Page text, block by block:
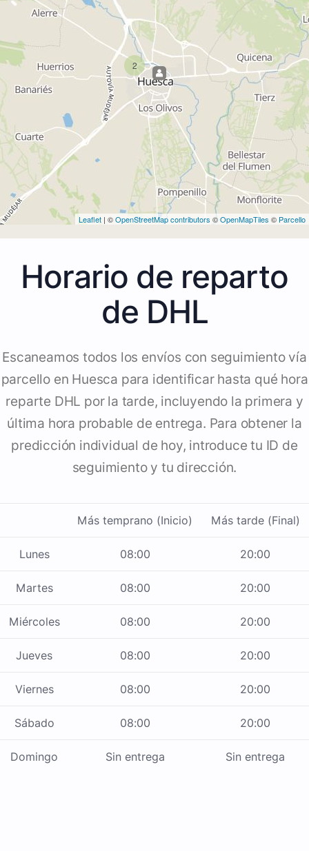
2
Leaflet | ©OpenStreetMap contributors ©OpenMapTiles © Parcello
Horario de reparto
de DHL
Escaneamos todos los envíos con seguimiento vía
parcello en Huesca para identificar hasta qué hora
reparte DHL por la tarde, incluyendo la primera y
última hora probable de entrega. Para obtener la
predicción individual de hoy, introduce tu ID de
seguimiento y tu dirección.
Más temprano (Inicio) Más tarde (Final)
Lunes 08:00 20:00
Martes 08:00 20:00
Miércoles 08:00 20:00
Jueves 08:00 20:00
Viernes 08:00 20:00
Sábado 08:00 20:00
Domingo Sin entrega Sin entrega